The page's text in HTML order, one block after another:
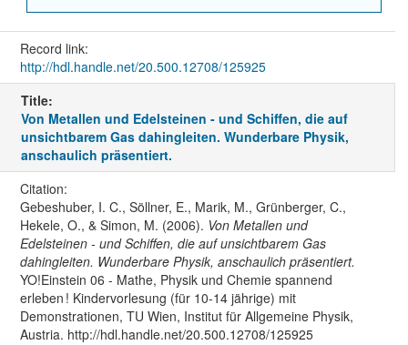
Record link:
http://hdl.handle.net/20.500.12708/125925
Title:
Von Metallen und Edelsteinen - und Schiffen, die auf
unsichtbarem Gas dahingleiten. Wunderbare Physik,
anschaulich präsentiert.
Citation:
Gebeshuber, I. C., Söllner, E., Marik, M., Grünberger, C.,
Hekele, O., & Simon, M. (2006). Von Metallen und
Edelsteinen - und Schiffen, die auf unsichtbarem Gas
dahingleiten. Wunderbare Physik, anschaulich präsentiert.
YO!Einstein 06 - Mathe, Physik und Chemie spannend
erleben ! Kindervorlesung (für 10-14 jährige) mit
Demonstrationen, TU Wien, Institut für Allgemeine Physik,
Austria. http://hdl.handle.net/20.500.12708/125925